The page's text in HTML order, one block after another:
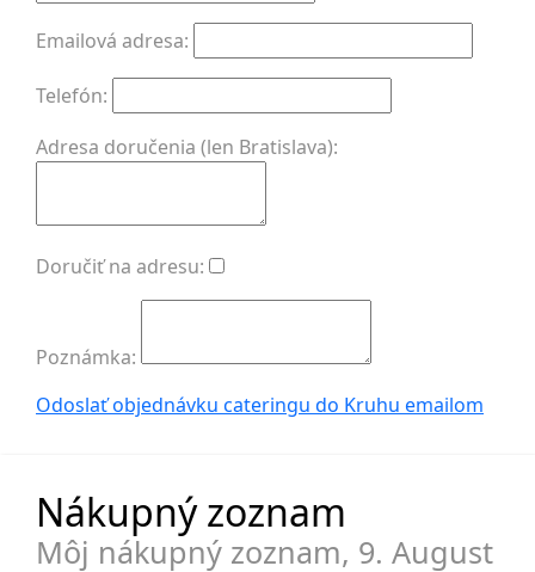
Emailová adresa:
Telefón:
Adresa doručenia (len Bratislava):
Doručiť na adresu:
Poznámka:
Odoslať objednávku cateringu do Kruhu emailom
Nákupný zoznam
Môj nákupný zoznam, 9. August